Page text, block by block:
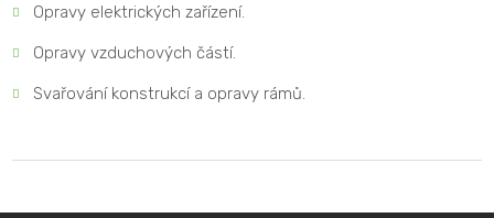
Opravy elektrických zařízení.
Opravy vzduchových částí.
Svařování konstrukcí a opravy rámů.